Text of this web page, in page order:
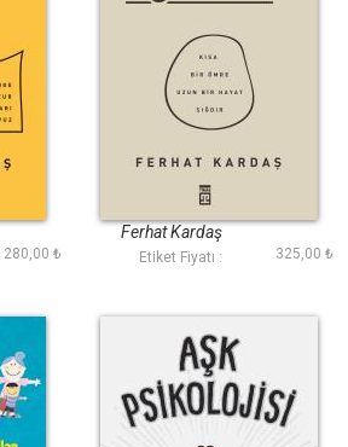
280,00 ₺
İrade Eğitimi
Ferhat Kardaş
Etiket Fiyatı : 325,00 ₺